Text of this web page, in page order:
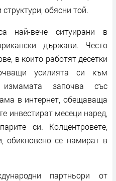
обясни той.
най-вече ситуирани в
държави. Често
в които работят десетки
усилията си към
измамата започва със
в интернет, обещаваща
инвестират месеци наред,
си. Колцентровете,
обикновено се намират в
партньори от